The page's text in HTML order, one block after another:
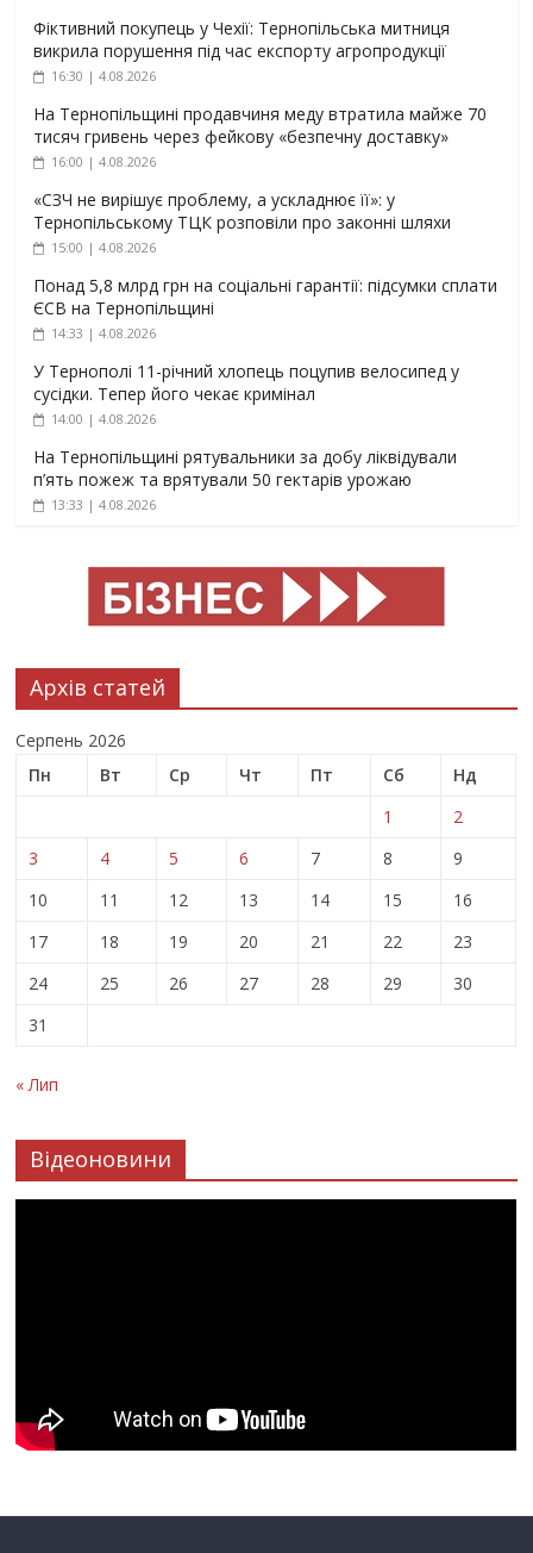
Фіктивний покупець у Чехії: Тернопільська митниця
викрила порушення під час експорту агропродукції
16:30 | 4.08.2026
На Тернопільщині продавчиня меду втратила майже 70
тисяч гривень через фейкову «безпечну доставку»
16:00 | 4.08.2026
«СЗЧ не вирішує проблему, а ускладнює її»: у
Тернопільському ТЦК розповіли про законні шляхи
15:00 | 4.08.2026
Понад 5,8 млрд грн на соціальні гарантії: підсумки сплати
ЄСВ на Тернопільщині
14:33 | 4.08.2026
У Тернополі 11-річний хлопець поцупив велосипед у
сусідки. Тепер його чекає кримінал
14:00 | 4.08.2026
На Тернопільщині рятувальники за добу ліквідували
п’ять пожеж та врятували 50 гектарів урожаю
13:33 | 4.08.2026
Архів статей
Серпень 2026
Пн
Вт Ср Чт Пт Сб
Нд
1
2
3
4 5 6 7 8
9
10
11 12 13 14 15
16
17
18 19 20 21 22
23
24
25 26 27 28 29
30
31
« Лип
Відеоновини